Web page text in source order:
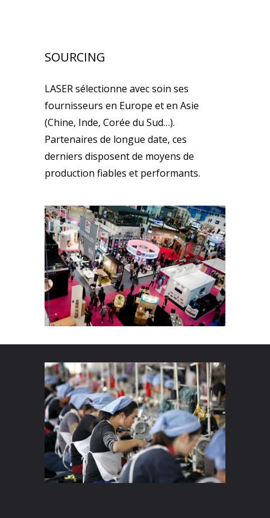
SOURCING
LASER sélectionne avec soin ses
fournisseurs en Europe et en Asie
(Chine, Inde, Corée du Sud…).
Partenaires de longue date, ces
derniers disposent de moyens de
production fiables et performants.